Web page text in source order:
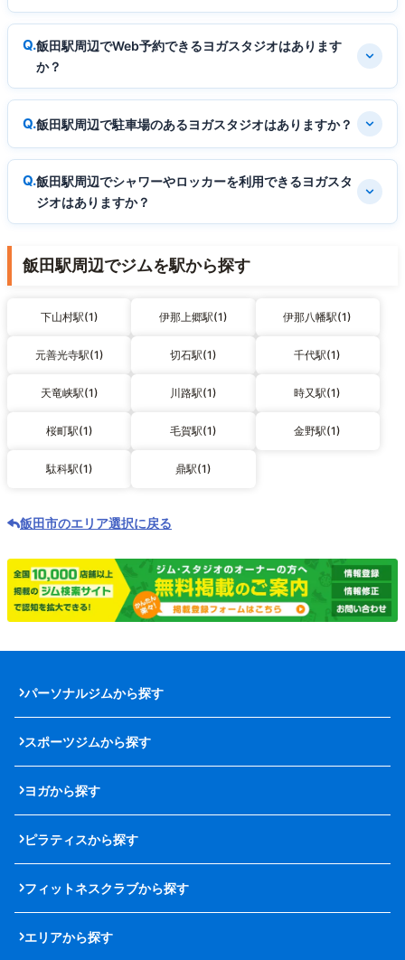
飯田駅周辺でWeb予約できるヨガスタジオはあります
か？
飯田駅周辺で駐車場のあるヨガスタジオはありますか？
飯田駅周辺でシャワーやロッカーを利用できるヨガスタ
ジオはありますか？
飯田駅周辺でジムを駅から探す
下山村駅(1) 伊那上郷駅(1) 伊那八幡駅(1)
元善光寺駅(1) 切石駅(1) 千代駅(1)
天竜峡駅(1) 川路駅(1) 時又駅(1)
桜町駅(1) 毛賀駅(1) 金野駅(1)
駄科駅(1) 鼎駅(1)
飯田市のエリア選択に戻る
パーソナルジムから探す
スポーツジムから探す
ヨガから探す
ピラティスから探す
フィットネスクラブから探す
エリアから探す